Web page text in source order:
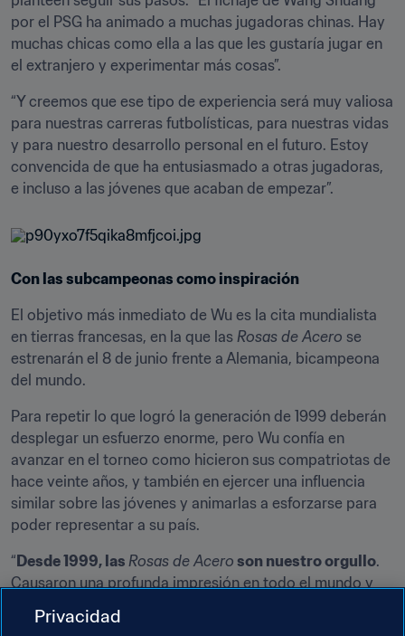
por el PSG ha animado a muchas jugadoras chinas. Hay
muchas chicas como ella a las que les gustaría jugar en
el extranjero y experimentar más cosas”.
“Y creemos que ese tipo de experiencia será muy valiosa
para nuestras carreras futbolísticas, para nuestras vidas
y para nuestro desarrollo personal en el futuro. Estoy
convencida de que ha entusiasmado a otras jugadoras,
e incluso a las jóvenes que acaban de empezar”.
Con las subcampeonas como inspiración
El objetivo más inmediato de Wu es la cita mundialista
en tierras francesas, en la que las Rosas de Acero se
estrenarán el 8 de junio frente a Alemania, bicampeona
del mundo.
Para repetir lo que logró la generación de 1999 deberán
desplegar un esfuerzo enorme, pero Wu confía en
avanzar en el torneo como hicieron sus compatriotas de
hace veinte años, y también en ejercer una influencia
similar sobre las jóvenes y animarlas a esforzarse para
poder representar a su país.
“ Desde 1999, las Rosas de Acero son nuestro orgullo.
Causaron una profunda impresión en todo el mundo y
tras generación. Esperamos que la nuestra sea ahora
Privacidad